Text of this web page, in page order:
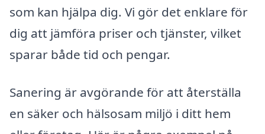
som kan hjälpa dig. Vi gör det enklare för
dig att jämföra priser och tjänster, vilket
sparar både tid och pengar.
Sanering är avgörande för att återställa
en säker och hälsosam miljö i ditt hem